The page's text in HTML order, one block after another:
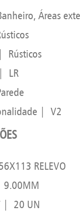
Áreas
Rústicos
LR
| V2
RELEVO
9.00MM
| 20 UN